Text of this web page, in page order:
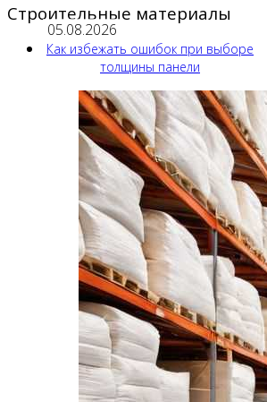
Строительные материалы
05.08.2026
Как избежать ошибок при выборе
толщины панели